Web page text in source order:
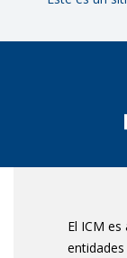
El ICM